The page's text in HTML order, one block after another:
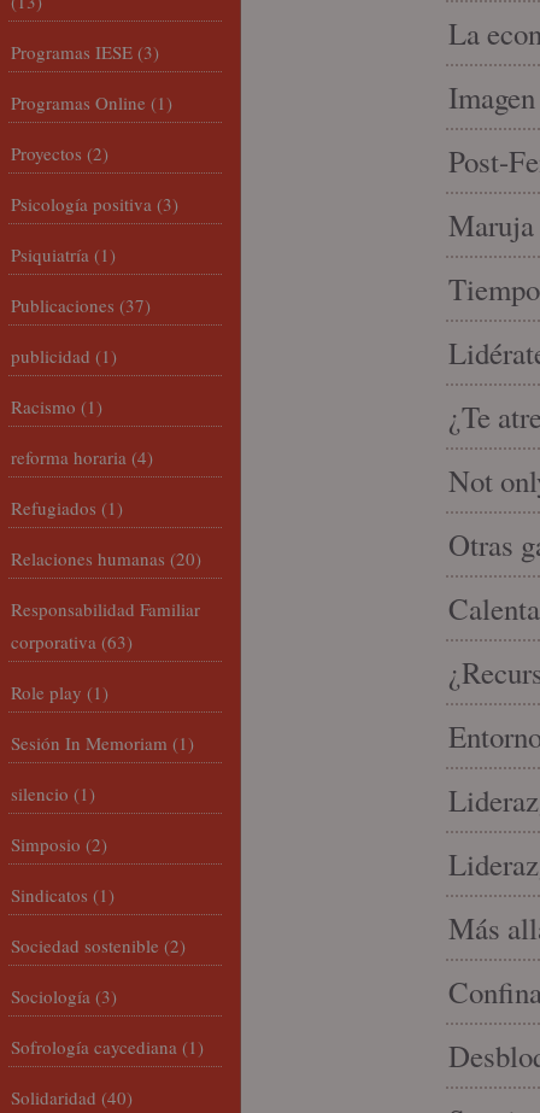
La
Post-
Maruja
¿Te
Not
Otras
Más
Programas IESE (3)
Programas Online (1)
Proyectos (2)
Psicología positiva (3)
Psiquiatría (1)
Publicaciones (37)
publicidad (1)
Racismo (1)
reforma horaria (4)
Refugiados (1)
Relaciones humanas (20)
Responsabilidad Familiar
corporativa (63)
Role play (1)
Sesión In Memoriam (1)
silencio (1)
Simposio (2)
Sindicatos (1)
Sociedad sostenible (2)
Sociología (3)
Sofrología caycediana (1)
Solidaridad (40)